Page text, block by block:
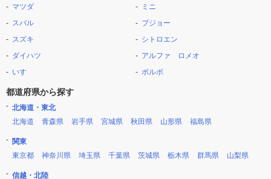
マツダ
スバル
スズキ
ダイハツ
いすゞ
ミニ
プジョー
シトロエン
アルファ ロメオ
ボルボ
都道府県から探す
北海道・東北
北海道
青森県 岩手県 宮城県 秋田県 山形県 福島県
関東
東京都
神奈川県 埼玉県 千葉県 茨城県 栃木県 群馬県 山梨県
信越・北陸